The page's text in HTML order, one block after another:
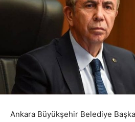
Ankara Büyükşehir Belediye